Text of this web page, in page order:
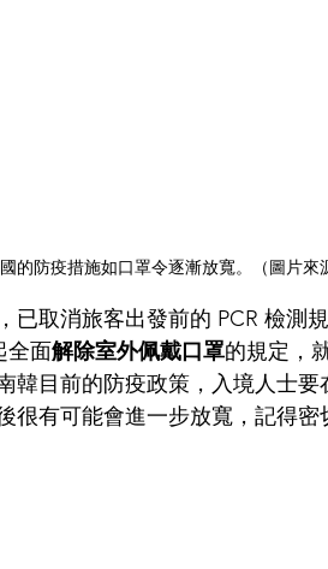
的防疫措施如口罩令逐漸放寬。（圖片來
已取消旅客出發前的 PCR 檢測
全面解除室外佩戴口罩的規定，
韓目前的防疫政策，入境人士要
很有可能會進一步放寬，記得密